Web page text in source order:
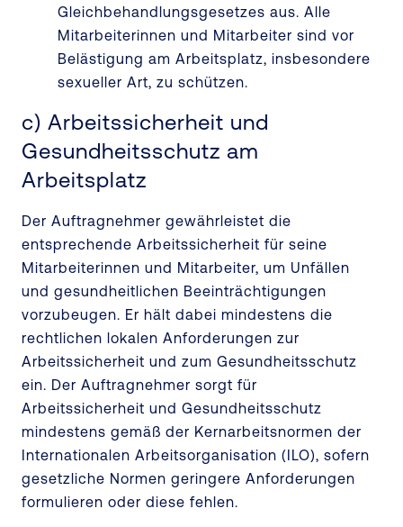
Gleichbehandlungsgesetzes aus. Alle
Mitarbeiterinnen und Mitarbeiter sind vor
Belästigung am Arbeitsplatz, insbesondere
sexueller Art, zu schützen.
c) Arbeitssicherheit und
Gesundheitsschutz am
Arbeitsplatz
Der Auftragnehmer gewährleistet die
entsprechende Arbeitssicherheit für seine
Mitarbeiterinnen und Mitarbeiter, um Unfällen
und gesundheitlichen Beeinträchtigungen
vorzubeugen. Er hält dabei mindestens die
rechtlichen lokalen Anforderungen zur
Arbeitssicherheit und zum Gesundheitsschutz
ein. Der Auftragnehmer sorgt für
Arbeitssicherheit und Gesundheitsschutz
mindestens gemäß der Kernarbeitsnormen der
Internationalen Arbeitsorganisation (ILO), sofern
gesetzliche Normen geringere Anforderungen
formulieren oder diese fehlen.